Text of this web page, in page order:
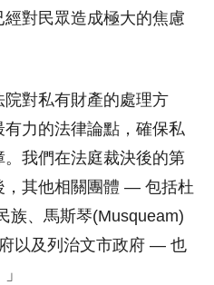
對民眾造成極大的焦慮
對私有財產的處理方
力的法律論點，確保私
我們在法庭裁決後的第
，其他相關團體 — 包括杜
族、馬斯琴(Musqueam)
以及列治文市政府 — 也